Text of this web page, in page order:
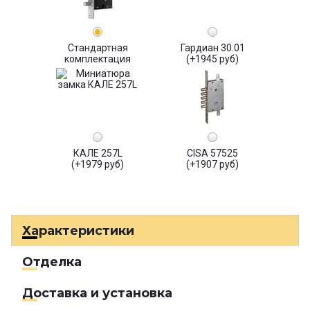
Стандартная
комплектация
Гардиан 30.01
(+1945 руб)
КАЛЕ 257L
(+1979 руб)
CISA 57525
(+1907 руб)
Характеристики
Отделка
Доставка и установка